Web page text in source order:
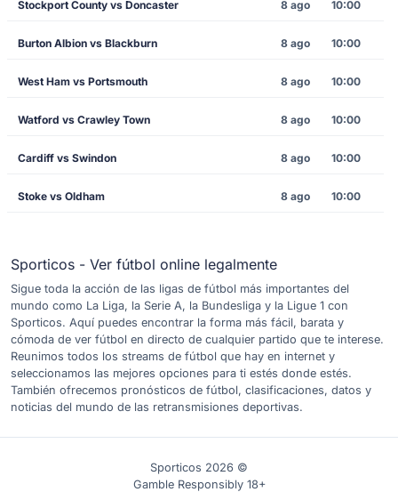
Stockport County vs Doncaster 8 ago 10:00
Burton Albion vs Blackburn 8 ago 10:00
West Ham vs Portsmouth 8 ago 10:00
Watford vs Crawley Town 8 ago 10:00
Cardiff vs Swindon 8 ago 10:00
Stoke vs Oldham 8 ago 10:00
Sporticos - Ver fútbol online legalmente
Sigue toda la acción de las ligas de fútbol más importantes del
mundo como La Liga, la Serie A, la Bundesliga y la Ligue 1 con
Sporticos. Aquí puedes encontrar la forma más fácil, barata y
cómoda de ver fútbol en directo de cualquier partido que te interese.
Reunimos todos los streams de fútbol que hay en internet y
seleccionamos las mejores opciones para ti estés donde estés.
También ofrecemos pronósticos de fútbol, clasificaciones, datos y
noticias del mundo de las retransmisiones deportivas.
Sporticos 2026 ©
Gamble Responsibly 18+